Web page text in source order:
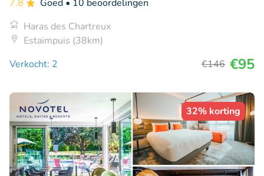
7.8 Goed • 10 beoordelingen
Haras des Chartreux
Estaimpuis (38km)
Verkocht: 2
€146 €95
32% korting